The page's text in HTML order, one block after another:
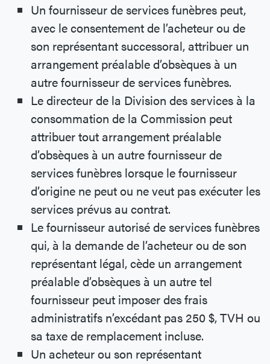
Un fournisseur de services funèbres peut,
avec le consentement de l’acheteur ou de
son représentant successoral, attribuer un
arrangement préalable d’obsèques à un
autre fournisseur de services funèbres.
Le directeur de la Division des services à la
consommation de la Commission peut
attribuer tout arrangement préalable
d’obsèques à un autre fournisseur de
services funèbres lorsque le fournisseur
d’origine ne peut ou ne veut pas exécuter les
services prévus au contrat.
Le fournisseur autorisé de services funèbres
qui, à la demande de l’acheteur ou de son
représentant légal, cède un arrangement
préalable d’obsèques à un autre tel
fournisseur peut imposer des frais
administratifs n’excédant pas 250 $, TVH ou
sa taxe de remplacement incluse.
Un acheteur ou son représentant